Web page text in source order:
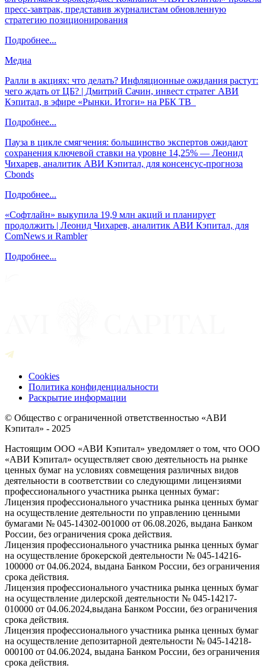
пресс-завтрак, представив журналистам обновленную
стратегию позиционирования
Подробнее...
Медиа
Ралли в акциях: что делать? Инфляционные ожидания растут:
чего ждать от ЦБ? | Дмитрий Сачин, инвест стратег АВИ
Кэпитал, в эфире «Рынки. Итоги» на РБК ТВ
Подробнее...
Пауза в цикле смягчения: большинство экспертов ожидают
сохранения ключевой ставки на уровне 14,25% — Леонид
Чихарев, аналитик АВИ Кэпитал, для консенсус-прогноза
Cbonds
Подробнее...
«Софтлайн» выкупила 19,9 млн акций и планирует
продолжить | Леонид Чихарев, аналитик АВИ Кэпитал, для
ComNews и Rambler
Подробнее...
Cookies
Политика конфиденциальности
Раскрытие информации
© Общество с ограниченной ответственностью «АВИ
Кэпитал» - 2025
Настоящим ООО «АВИ Кэпитал» уведомляет о том, что ООО
«АВИ Кэпитал» осуществляет свою деятельность на рынке
ценных бумаг на условиях совмещения различных видов
деятельности в соответствии со следующими лицензиями
профессионального участника рынка ценных бумаг:
Лицензия профессионального участника рынка ценных бумаг
на осуществление деятельности по управлению ценными
бумагами № 045-14302-001000 от 06.08.2026, выдана Банком
России, без ограничения срока действия.
Лицензия профессионального участника рынка ценных бумаг
на осуществление брокерской деятельности № 045-14216-
100000 от 04.06.2024, выдана Банком России, без ограничения
срока действия.
Лицензия профессионального участника рынка ценных бумаг
на осуществление дилерской деятельности № 045-14217-
010000 от 04.06.2024,выдана Банком России, без ограничения
срока действия.
Лицензия профессионального участника рынка ценных бумаг
на осуществление депозитарной деятельности № 045-14218-
000100 от 04.06.2024, выдана Банком России, без ограничения
срока действия.